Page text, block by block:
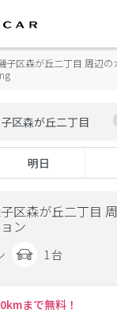
子区森が丘二丁目 周辺の
明日
区森が丘二丁目
ン
1 台
まで無料！